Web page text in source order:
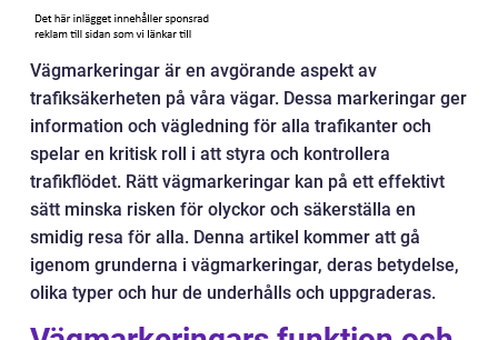
Vägmarkeringar är en avgörande aspekt av
trafiksäkerheten på våra vägar. Dessa markeringar ger
information och vägledning för alla trafikanter och
spelar en kritisk roll i att styra och kontrollera
trafikflödet. Rätt vägmarkeringar kan på ett effektivt
sätt minska risken för olyckor och säkerställa en
smidig resa för alla. Denna artikel kommer att gå
igenom grunderna i vägmarkeringar, deras betydelse,
olika typer och hur de underhålls och uppgraderas.